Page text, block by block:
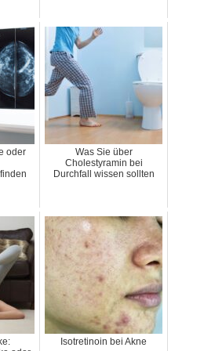
oder
Was Sie über
Cholestyramin bei
Durchfall wissen sollten
Isotretinoin bei Akne